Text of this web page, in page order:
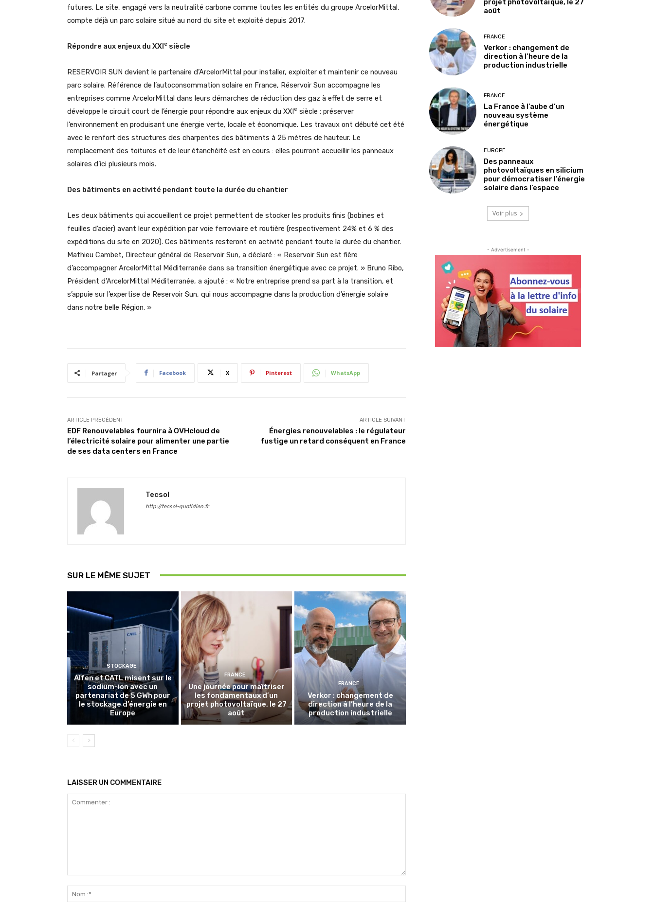
futures. Le site, engagé vers la neutralité carbone comme toutes les entités du groupe ArcelorMittal,
compte déjà un parc solaire situé au nord du site et exploité depuis 2017.
Répondre aux enjeux du XXIe siècle
RESERVOIR SUN devient le partenaire d’ArcelorMittal pour installer, exploiter et maintenir ce nouveau
parc solaire. Référence de l’autoconsommation solaire en France, Réservoir Sun accompagne les
entreprises comme ArcelorMittal dans leurs démarches de réduction des gaz à effet de serre et
développe le circuit court de l’énergie pour répondre aux enjeux du XXIe siècle : préserver
l’environnement en produisant une énergie verte, locale et économique. Les travaux ont débuté cet été
avec le renfort des structures des charpentes des bâtiments à 25 mètres de hauteur. Le
remplacement des toitures et de leur étanchéité est en cours : elles pourront accueillir les panneaux
solaires d’ici plusieurs mois.
Des bâtiments en activité pendant toute la durée du chantier
Les deux bâtiments qui accueillent ce projet permettent de stocker les produits finis (bobines et
feuilles d’acier) avant leur expédition par voie ferroviaire et routière (respectivement 24% et 6 % des
expéditions du site en 2020). Ces bâtiments resteront en activité pendant toute la durée du chantier.
Mathieu Cambet, Directeur général de Reservoir Sun, a déclaré : « Reservoir Sun est fière
d’accompagner ArcelorMittal Méditerranée dans sa transition énergétique avec ce projet. » Bruno Ribo,
Président d’ArcelorMittal Méditerranée, a ajouté : « Notre entreprise prend sa part à la transition, et
s’appuie sur l’expertise de Reservoir Sun, qui nous accompagne dans la production d’énergie solaire
dans notre belle Région. »
Partager Facebook X Pinterest WhatsApp
ARTICLE PRÉCÉDENT
EDF Renouvelables fournira à OVHcloud de
l’électricité solaire pour alimenter une partie
de ses data centers en France
ARTICLE SUIVANT
Énergies renouvelables : le régulateur
fustige un retard conséquent en France
Tecsol
http://tecsol-quotidien.fr
SUR LE MÊME SUJET
STOCKAGE
Alfen et CATL misent sur le
sodium-ion avec un
partenariat de 5 GWh pour
le stockage d’énergie en
Europe
FRANCE
Une journée pour maîtriser
les fondamentaux d’un
projet photovoltaïque, le 27
août
FRANCE
Verkor : changement de
direction à l’heure de la
production industrielle
LAISSER UN COMMENTAIRE
projet photovoltaïque, le 27
août
FRANCE
Verkor : changement de
direction à l’heure de la
production industrielle
FRANCE
La France à l’aube d’un
nouveau système
énergétique
EUROPE
Des panneaux
photovoltaïques en silicium
pour démocratiser l’énergie
solaire dans l’espace
Voir plus
- Advertisement -